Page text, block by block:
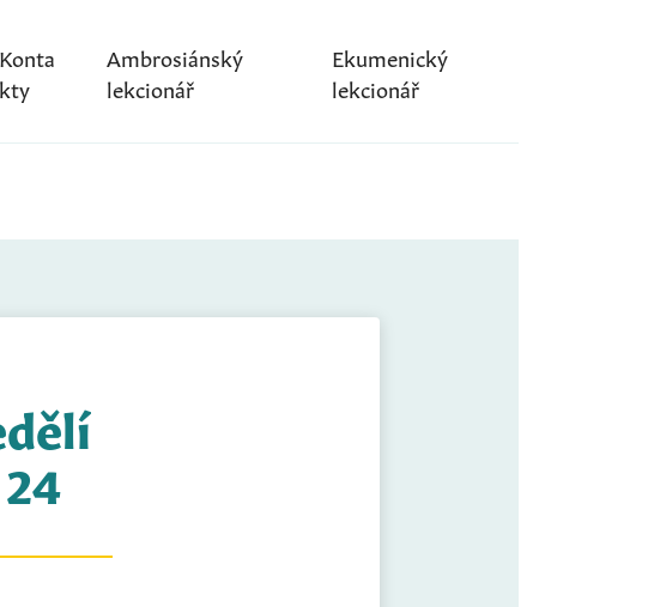
Konta
kty
Ambrosiánský
lekcionář
Ekumenický
lekcionář